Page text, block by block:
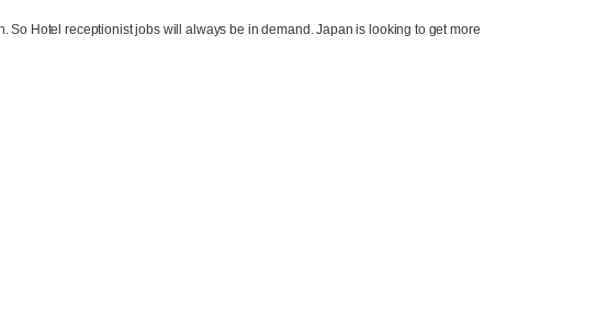
Hotel receptionist jobs will always be in demand. Japan is looking to get more